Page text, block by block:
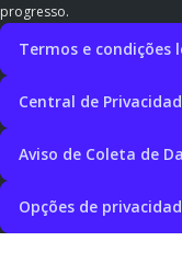
progresso.
Termos e condições
Central de
Aviso de Coleta de
Opções de